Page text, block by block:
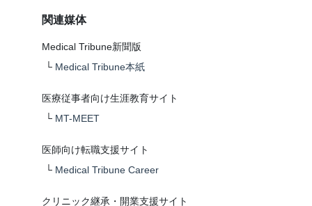
関連媒体
Medical Tribune新聞版
└ Medical Tribune本紙
医療従事者向け生涯教育サイト
└ MT-MEET
医師向け転職支援サイト
└ Medical Tribune Career
クリニック継承・開業支援サイト